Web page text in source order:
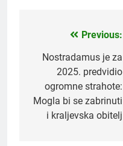
navigation
Previous:
Nostradamus je za
2025. predvidio
ogromne strahote:
Mogla bi se zabrinuti
i kraljevska obitelj